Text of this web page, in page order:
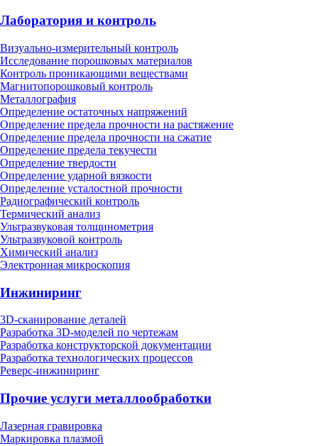
Лаборатория и контроль
Визуально-измерительный контроль
Исследование порошковых материалов
Контроль проникающими веществами
Магнитопорошковый контроль
Металлография
Определение остаточных напряжений
Определение предела прочности на растяжение
Определение предела прочности на сжатие
Определение предела текучести
Определение твердости
Определение ударной вязкости
Определение усталостной прочности
Радиографический контроль
Термический анализ
Ультразвуковая толщинометрия
Ультразвуковой контроль
Химический анализ
Электронная микроскопия
Инжиниринг
3D-сканирование деталей
Разработка 3D-моделей по чертежам
Разработка конструкторской документации
Разработка технологических процессов
Реверс-инжиниринг
Прочие услуги металлообработки
Лазерная гравировка
Маркировка плазмой